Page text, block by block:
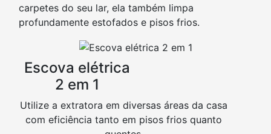
carpetes do seu lar, ela também limpa
profundamente estofados e pisos frios.
Escova elétrica
2 em 1
Utilize a extratora em diversas áreas da casa
com eficiência tanto em pisos frios quanto